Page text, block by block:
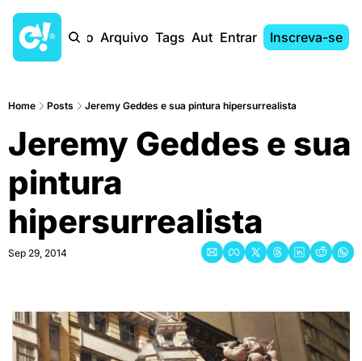
Início Arquivo Tags AutoresEntrar Inscreva-se
Home Posts Jeremy Geddes e sua pintura hipersurrealista
Jeremy Geddes e sua
pintura
hipersurrealista
Sep 29, 2014